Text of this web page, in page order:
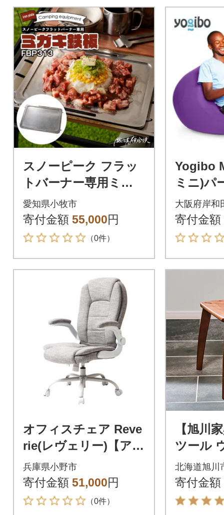
スノーピーク フラッ
トバーナー専用ミガ
キ鉄板 FBP313 7.5m
m厚 IGT[050S47]
愛知県小牧市
寄付金額 55,000円
（0件）
Yogibo
ミニ)パ
大阪府岸和
寄付金額
オフィスチェア Reve
rie(レヴェリー)【アイ
スグレー】 1脚
兵庫県小野市
寄付金額 51,000円
（0件）
【旭川
ツール
トNA 持
い椅子
北海道旭川
寄付金額